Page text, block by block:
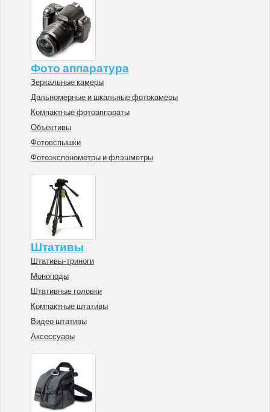
Фото аппаратура
Зеркальные камеры
Дальномерные и шкальные фотокамеры
Компактные фотоаппараты
Объективы
Фотовспышки
Фотоэкспонометры и флэшметры
Штативы
Штативы-триноги
Моноподы
Штативные головки
Компактные штативы
Видео штативы
Аксессуары